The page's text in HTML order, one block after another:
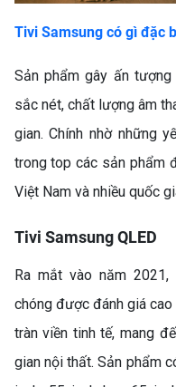
Tivi Samsung có gì đặc
Sản phẩm gây ấn
sắc nét, chất lượng âm
gian. Chính nhờ những
trong top các sản phẩm
Việt Nam và nhiều quốc
Tivi Samsung QLED
Ra mắt vào năm 2021,
chóng được đánh giá
tràn viền tinh tế, mang
gian nội thất. Sản phẩm